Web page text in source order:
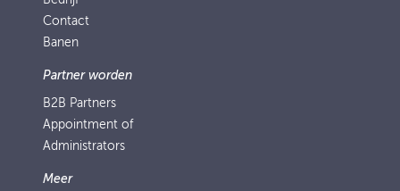
Contact
Banen
Partner worden
B2B Partners
Appointment of
Administrators
Meer